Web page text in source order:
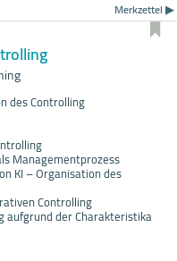
Merkzettel ▶
des Controlling
Managementprozess
KI – Organisation des
Controlling
aufgrund der Charakteristika